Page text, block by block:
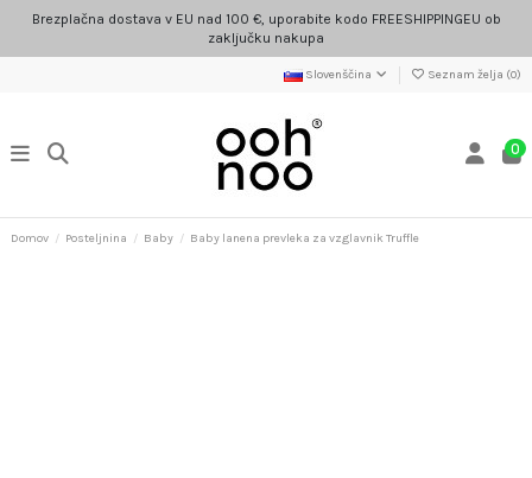
Brezplačna dostava v EU nad 100 €, uporabite kodo FREESHIPPINGEU ob
zaključku nakupa
Slovenščina Seznam želja (0)
0
Domov Posteljnina Baby Baby lanena prevleka za vzglavnik Truffle